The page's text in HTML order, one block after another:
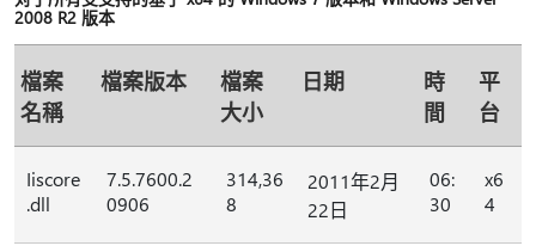
2008 R2 版本
檔案
名稱
檔案版本
檔案
大小
日期
時
間
平
台
Iiscore
.dll
7.5.7600.2
0906
314,36
8
2011年2月
22日
06:
30
x6
4